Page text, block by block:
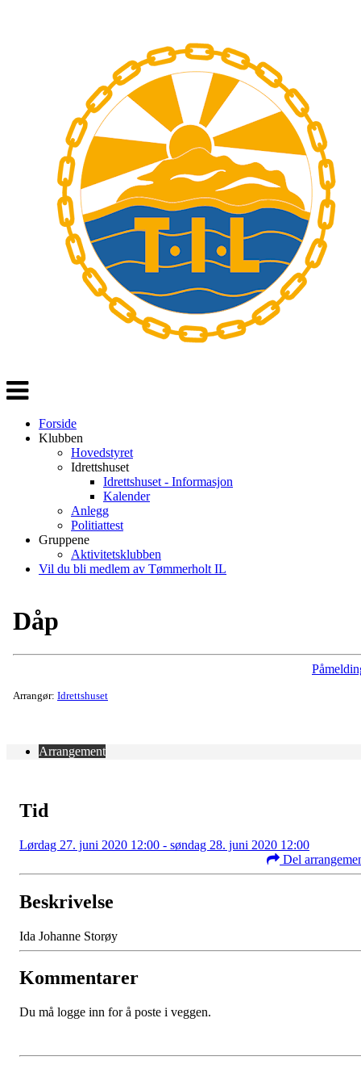
Veksle
navigasjon
Forside
Klubben
Hovedstyret
Idrettshuset
Idrettshuset - Informasjon
Kalender
Anlegg
Politiattest
Gruppene
Aktivitetsklubben
Vil du bli medlem av Tømmerholt IL
Dåp
Arrangør: Idrettshuset
Arrangement
Tid
Lørdag 27. juni 2020 12:00 - søndag 28. juni 2020 12:00
Del
Beskrivelse
Ida Johanne Storøy
Kommentarer
Du må logge inn for å poste i veggen.